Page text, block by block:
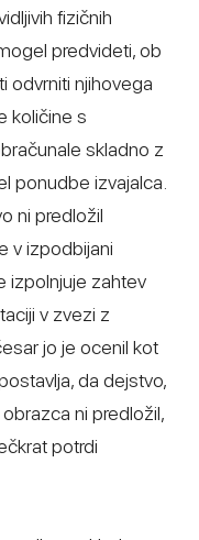
fizičnih
predvideti, ob
odvrniti njihovega
količine s
skladno z
ponudbe izvajalca.
ni predložil
v izpodbijani
izpolnjuje zahtev
v zvezi z
jo je ocenil kot
da dejstvo,
ni predložil,
potrdi